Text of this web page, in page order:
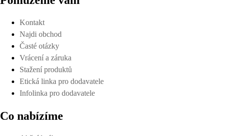
Kontakt
Najdi obchod
Časté otázky
Vrácení a záruka
Stažení produktů
Etická linka pro dodavatele
Infolinka pro dodavatele
Co nabízíme